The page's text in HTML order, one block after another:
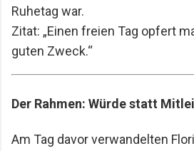
Ruhetag war.
Zitat: „Einen freien Tag opfert
guten Zweck.“
Der Rahmen: Würde statt
Am Tag davor verwandelten